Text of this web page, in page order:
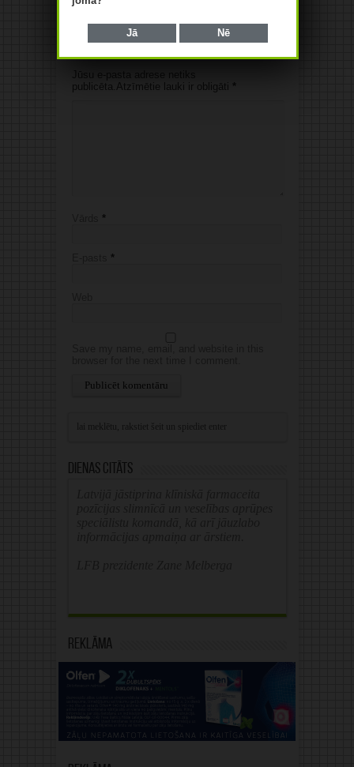
Jūsu komentārs
publicēta.Atzīmētie lauki ir obligāti *
*
*
Dienas citāts
Reklāma
Jā Nē